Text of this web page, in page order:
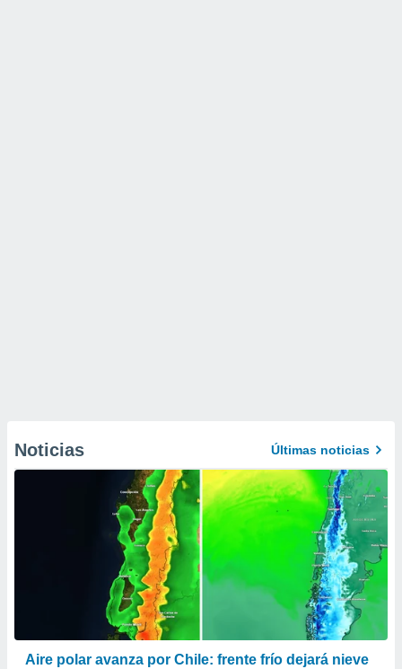
Noticias Últimas noticias
Aire polar avanza por Chile: frente frío dejará nieve